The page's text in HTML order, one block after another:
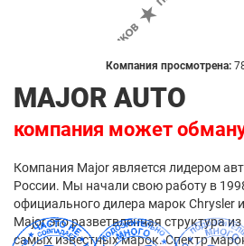
Компания просмотрена:
MAJOR AUTO
компания может
Компания Major является лидером
России. Мы начали свою работу в
официального дилера марок Chrysler
Major это разветвленная структура
самых известных марок. Спектр